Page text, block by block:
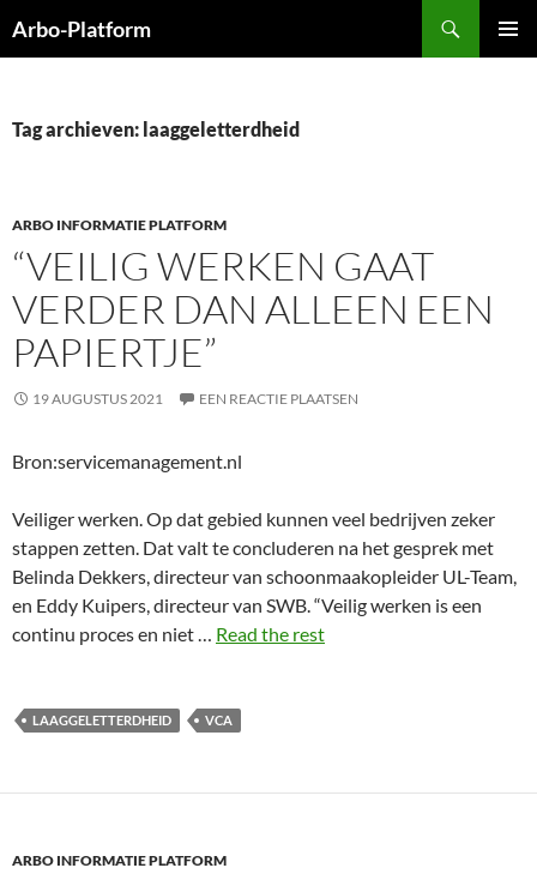
naar
Arbo-Platform
Tag archieven: laaggeletterdheid
ARBO INFORMATIE PLATFORM
“VEILIG WERKEN GAAT
VERDER DAN ALLEEN EEN
PAPIERTJE”
19 AUGUSTUS 2021 EEN REACTIE PLAATSEN
Bron:servicemanagement.nl
Veiliger werken. Op dat gebied kunnen veel bedrijven zeker
stappen zetten. Dat valt te concluderen na het gesprek met
Belinda Dekkers, directeur van schoonmaakopleider UL-Team,
en Eddy Kuipers, directeur van SWB. “Veilig werken is een
continu proces en niet … Read the rest
LAAGGELETTERDHEID VCA
ARBO INFORMATIE PLATFORM